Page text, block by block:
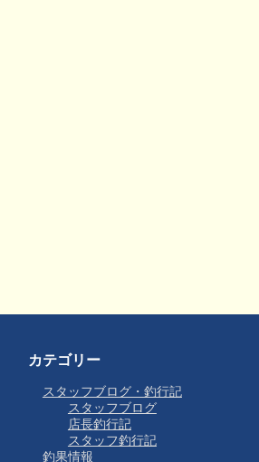
カテゴリー
スタッフブログ・釣行記
スタッフブログ
店長釣行記
スタッフ釣行記
釣果情報